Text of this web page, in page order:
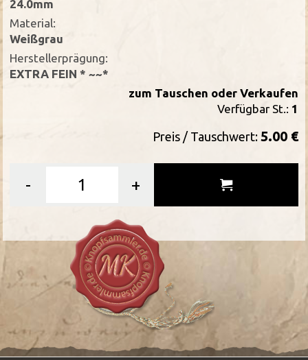
24.0mm
Material:
Weißgrau
Herstellerprägung:
EXTRA FEIN * ~~*
zum Tauschen oder Verkaufen
Verfügbar St.: 1
Preis / Tauschwert: 5.00 €
- +